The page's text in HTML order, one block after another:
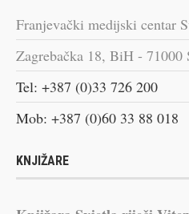
Franjevački medijski centar
Zagrebačka 18, BiH - 71000
Tel: +387 (0)33 726 200
Mob: +387 (0)60 33 88 018
KNJIŽARE